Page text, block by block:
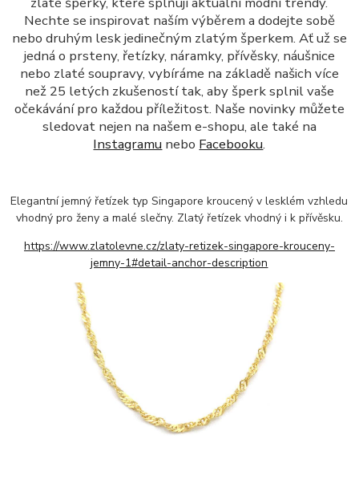
Nechte se inspirovat naším výběrem a dodejte sobě
nebo druhým lesk jedinečným zlatým šperkem. Ať už se
jedná o prsteny, řetízky, náramky, přívěsky, náušnice
nebo zlaté soupravy, vybíráme na základě našich více
než 25 letých zkušeností tak, aby šperk splnil vaše
očekávání pro každou příležitost. Naše novinky můžete
sledovat nejen na našem e-shopu, ale také na
Instagramu nebo Facebooku.
Elegantní jemný řetízek typ Singapore kroucený v lesklém vzhledu
vhodný pro ženy a malé slečny. Zlatý řetízek vhodný i k přívěsku.
https://www.zlatolevne.cz/zlaty-retizek-singapore-krouceny-
jemny-1#detail-anchor-description